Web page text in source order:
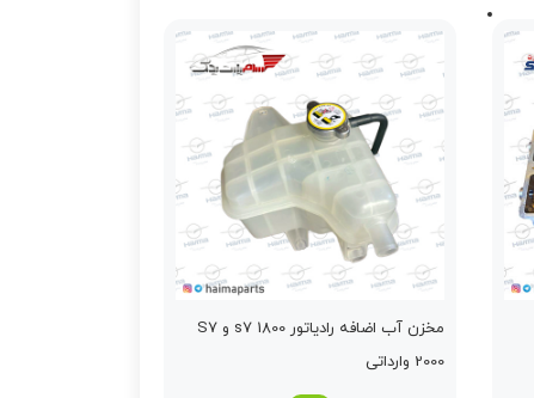
مخزن آب اضافه رادیاتور s7 1800 و S7
2000 وارداتی